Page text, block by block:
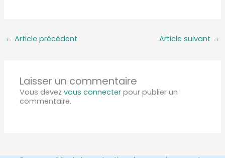
← Article précédent Article suivant →
Laisser un commentaire
Vous devezvous connecter pour publier un
commentaire.